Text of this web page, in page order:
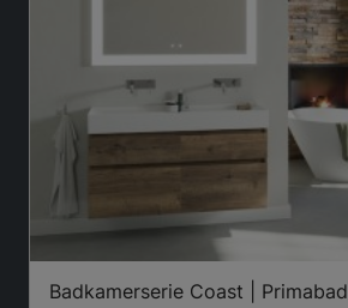
Badkamerserie Coast | Primabad